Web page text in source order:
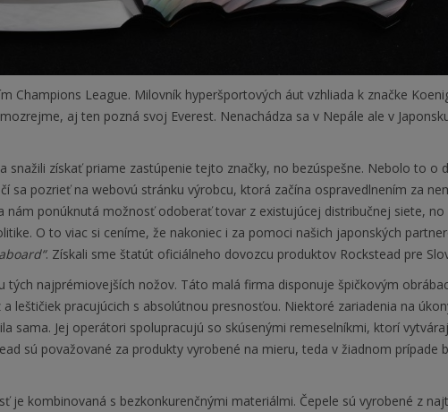
Champions League. Milovník hyperšportových áut vzhliada k značke
aj ten pozná svoj Everest. Nenachádza sa v Nepále ale v
snažili získať priame zastúpenie tejto značky, no bezúspešne. Nebolo to o
sa pozrieť na webovú stránku výrobcu, ktorá začína ospravedlnením za
nám ponúknutá možnosť odoberať tovar z existujúcej distribučnej siete,
O to viac si ceníme, že nakoniec i za pomoci našich japonských
. Získali sme štatút oficiálneho dovozcu produktov Rockstead pre
tých najprémiovejších nožov. Táto malá firma disponuje špičkovým
leštičiek pracujúcich s absolútnou presnosťou. Niektoré zariadenia na
sama. Jej operátori spolupracujú so skúsenými remeselníkmi, ktorí
sú považované za produkty vyrobené na mieru, teda v žiadnom prípade
je kombinovaná s bezkonkurenčnými materiálmi. Čepele sú vyrobené z